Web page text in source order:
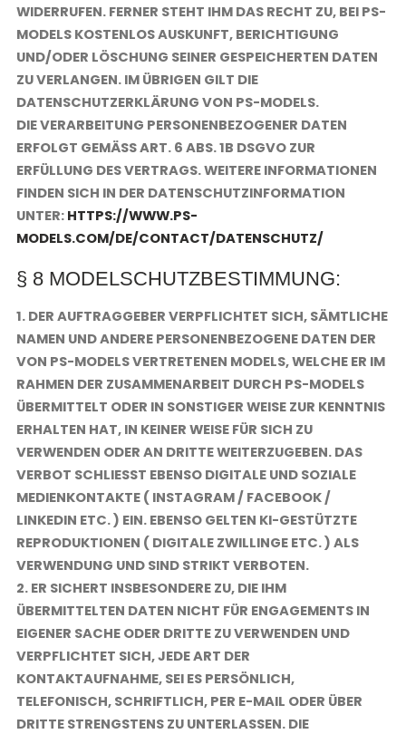
WIDERRUFEN. FERNER STEHT IHM DAS RECHT ZU, BEI PS-
MODELS KOSTENLOS AUSKUNFT, BERICHTIGUNG
UND/ODER LÖSCHUNG SEINER GESPEICHERTEN DATEN
ZU VERLANGEN. IM ÜBRIGEN GILT DIE
DATENSCHUTZERKLÄRUNG VON PS-MODELS.
DIE VERARBEITUNG PERSONENBEZOGENER DATEN
ERFOLGT GEMÄSS ART. 6 ABS. 1B DSGVO ZUR E
RFÜLLUNG DES VERTRAGS. WEITERE INFORMATIONEN F
INDEN SICH IN DER DATENSCHUTZINFORMATION U
NTER: HTTPS://WWW.PS-
MODELS.COM/DE/CONTACT/DATENSCHUTZ/
§ 8 MODELSCHUTZBESTIMMUNG:
1. DER AUFTRAGGEBER VERPFLICHTET SICH, SÄMTLICHE
NAMEN UND ANDERE PERSONENBEZOGENE DATEN DER
VON PS-MODELS VERTRETENEN MODELS, WELCHE ER IM
RAHMEN DER ZUSAMMENARBEIT DURCH PS-MODELS
ÜBERMITTELT ODER IN SONSTIGER WEISE ZUR KENNTNIS
ERHALTEN HAT, IN KEINER WEISE FÜR SICH ZU
VERWENDEN ODER AN DRITTE WEITERZUGEBEN. DAS
VERBOT SCHLIESST EBENSO DIGITALE UND SOZIALE M
EDIENKONTAKTE ( INSTAGRAM / FACEBOOK / L
INKEDIN ETC. ) EIN. EBENSO GELTEN KI-GESTÜTZTE R
EPRODUKTIONEN ( DIGITALE ZWILLINGE ETC. ) ALS V
ERWENDUNG UND SIND STRIKT VERBOTEN.
2. ER SICHERT INSBESONDERE ZU, DIE IHM
ÜBERMITTELTEN DATEN NICHT FÜR ENGAGEMENTS IN
EIGENER SACHE ODER DRITTE ZU VERWENDEN UND
VERPFLICHTET SICH, JEDE ART DER
KONTAKTAUFNAHME, SEI ES PERSÖNLICH,
TELEFONISCH, SCHRIFTLICH, PER E-MAIL ODER ÜBER
DRITTE STRENGSTENS ZU UNTERLASSEN. DIE